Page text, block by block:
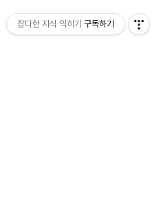
잡다한 지식 익히기 구독하기